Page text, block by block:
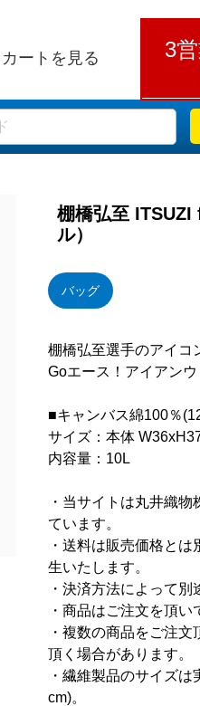
カートを見る 3
棚橋弘至 ITSUZI
ル）
バッグ
棚橋弘至選手のアイコ
Goエース！アイアンウ
■キャンバス綿100％
サイズ：本体
内容量：10L
・当サイトは丸井織
ています。
・送料は販売価格と
生いたします。
・決済方法によって別
・商品はご注文を頂い
・複数の商品をご注
頂く場合があります。
・繊維製品のサイズ
cm)。